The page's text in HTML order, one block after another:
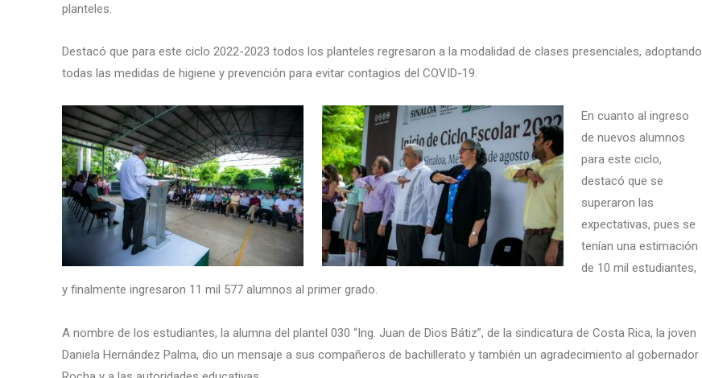
planteles.
Destacó que para este ciclo 2022-2023 todos los planteles regresaron a la modalidad de clases presenciales, adoptando
todas las medidas de higiene y prevención para evitar contagios del COVID-19.
En cuanto al ingreso
de nuevos alumnos
para este ciclo,
destacó que se
superaron las
expectativas, pues se
tenían una estimación
de 10 mil estudiantes,
y finalmente ingresaron 11 mil 577 alumnos al primer grado.
A nombre de los estudiantes, la alumna del plantel 030 “Ing. Juan de Dios Bátiz”, de la sindicatura de Costa Rica, la joven
Daniela Hernández Palma, dio un mensaje a sus compañeros de bachillerato y también un agradecimiento al gobernador